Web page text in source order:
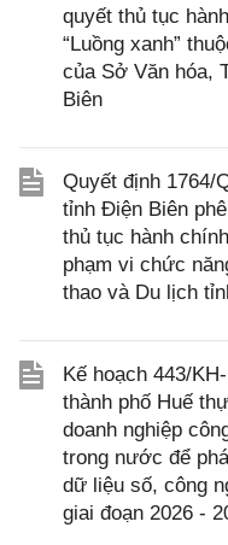
quyết thủ tục
“Luồng xanh”
của Sở Văn hóa,
Biên
Quyết định 1764/
tỉnh Điện Biên
thủ tục hành
phạm vi chức
thao và Du lịch
Kế hoạch 443/
thành phố Huế
doanh nghiệp
trong nước để
dữ liệu số, công
giai đoạn 2026 -